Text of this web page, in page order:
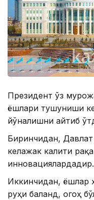
Президент ўз
ёшлари тушуниши
йўналишни айтиб
Биринчидан,
келажак калити
инновациялардадир.
Иккинчидан, ёшлар
руҳи баланд, огоҳ